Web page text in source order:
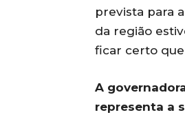
prevista para
da região
ficar certo que
A
representa a